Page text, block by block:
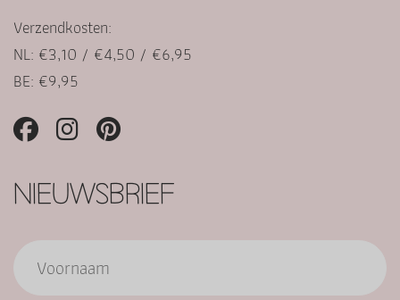
Verzendkosten:
NL: €3,10 / €4,50 / €6,95
BE: €9,95
NIEUWSBRIEF